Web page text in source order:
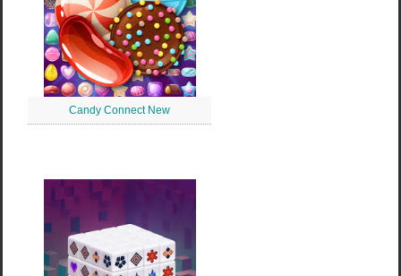
Candy Connect New